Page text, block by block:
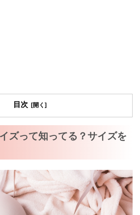
目次
ズって知ってる？サイズを